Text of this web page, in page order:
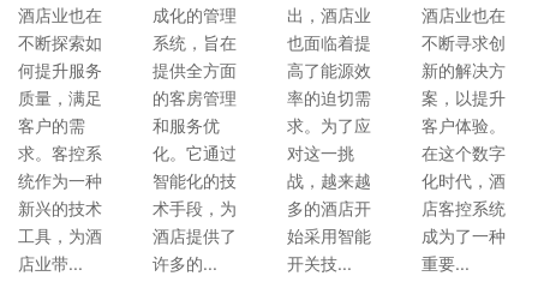
酒店业也在
不断探索如
何提升服务
质量，满足
客户的需
求。客控系
统作为一种
新兴的技术
工具，为酒
店业带...
成化的管理
系统，旨在
提供全方面
的客房管理
和服务优
化。它通过
智能化的技
术手段，为
酒店提供了
许多的...
出，酒店业
也面临着提
高了能源效
率的迫切需
求。为了应
对这一挑
战，越来越
多的酒店开
始采用智能
开关技...
酒店业也在
不断寻求创
新的解决方
案，以提升
客户体验。
在这个数字
化时代，酒
店客控系统
成为了一种
重要...